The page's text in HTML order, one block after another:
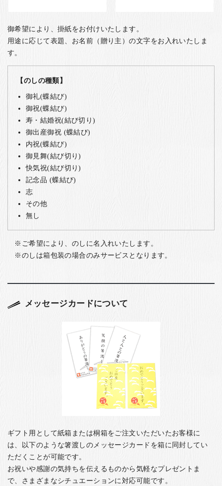
御希望により、掛紙をお付けいたします。
用途に応じて表題、お名前（贈り主）の文字をお入れいたしま
す。
【のしの種類】
御礼(蝶結び)
御祝(蝶結び)
寿・結婚祝(結び切り)
御出産御祝 (蝶結び)
内祝(蝶結び)
御見舞(結び切り)
快気祝(結び切り)
記念品 (蝶結び)
志
その他
無し
ご希望により、のしに名入れいたします。
のしは箱包装の場合のみサービスとなります。
メッセージカードについて
ギフト用として紙箱または桐箱をご注文いただいたお客様に
は、以下のような箸渡しのメッセージカードを箱に同封してい
ただくことが可能です。
お祝いや感謝の気持ちを伝えるものから気軽なプレゼントま
で、さまざまなシチュエーションに対応可能です。